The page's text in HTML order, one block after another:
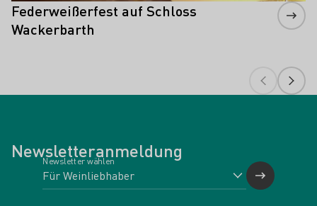
Federweißerfest auf Schloss
Wackerbarth
Newsletteranmeldung
Newsletter wählen